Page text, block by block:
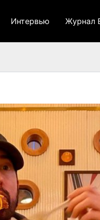
Интервью Журнал